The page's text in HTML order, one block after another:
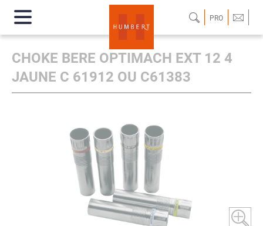
PRO
CHOKE BERE OPTIMACH EXT 12 4
JAUNE C 61912 OU C61383